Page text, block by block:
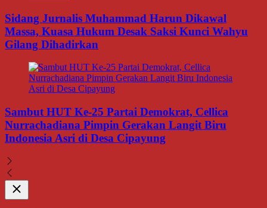
Sidang Jurnalis Muhammad Harun Dikawal
Massa, Kuasa Hukum Desak Saksi Kunci Wahyu
Gilang Dihadirkan
Sambut HUT Ke-25 Partai Demokrat, Cellica
Nurrachadiana Pimpin Gerakan Langit Biru
Indonesia Asri di Desa Cipayung
Close